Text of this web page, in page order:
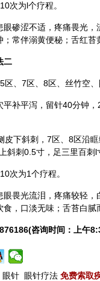
次为l个疗程。
眼碜涩不适，疼痛畏光
常伴溺黄便秘；舌红苔
二
、7区、8区、 丝竹空
平补平泻，留针40分钟
皮下斜刺，7区、8区沿
斜刺0.5寸，足三里百刺l
次为1个疗程。
畏光流泪，疼痛较轻
食 ，口淡无味；舌苔白腻
咨询时间：上午
眼针 眼针疗法 免费索取